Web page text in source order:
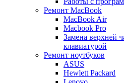
Ремонт MacBook
MacBook Air
Macbook Pro
Замена верхней
клавиатурой
Ремонт ноутбуков
ASUS
Hewlett Packard